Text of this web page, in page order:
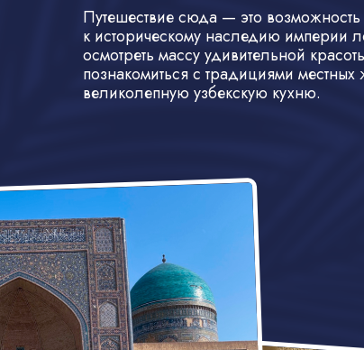
Путешествие сюда — это возможность
к историческому наследию империи
осмотреть массу удивительной
познакомиться с традициями
великолепную узбекскую кухню.